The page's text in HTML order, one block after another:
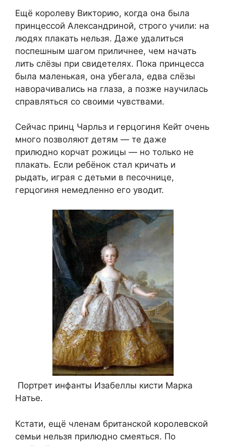
Ещё королеву Викторию, когда она была
принцессой Александриной, строго учили: на
людях плакать нельзя. Даже удалиться
поспешным шагом приличнее, чем начать
лить слёзы при свидетелях. Пока принцесса
была маленькая, она убегала, едва слёзы
наворачивались на глаза, а позже научилась
справляться со своими чувствами.
Сейчас принц Чарльз и герцогиня Кейт очень
много позволяют детям — те даже
прилюдно корчат рожицы — но только не
плакать. Если ребёнок стал кричать и
рыдать, играя с детьми в песочнице,
герцогиня немедленно его уводит.
Портрет инфанты Изабеллы кисти Марка
Натье.
Кстати, ещё членам британской королевской
семьи нельзя прилюдно смеяться. По